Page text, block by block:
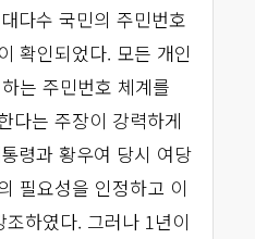
다수 국민의 주민번호
확인되었다. 모든 개인
는 주민번호 체계를
다는 주장이 강력하게
령과 황우여 당시 여당
필요성을 인정하고 이
하였다. 그러나 1년이